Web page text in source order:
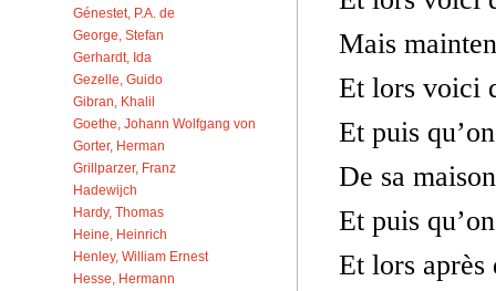
Génestet, P.A. de
George, Stefan
Gerhardt, Ida
Gezelle, Guido
Gibran, Khalil
Goethe, Johann Wolfgang von
Gorter, Herman
Grillparzer, Franz
Hadewijch
Hardy, Thomas
Heine, Heinrich
Henley, William Ernest
Hesse, Hermann
Mais
Et lors voici
Et puis
De sa
Et puis
Et lors après